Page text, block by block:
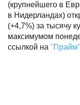
(крупнейшего в
в Нидерландах)
(+4,7%) за тысячу
максимумом
ссылкой на "Прайм"